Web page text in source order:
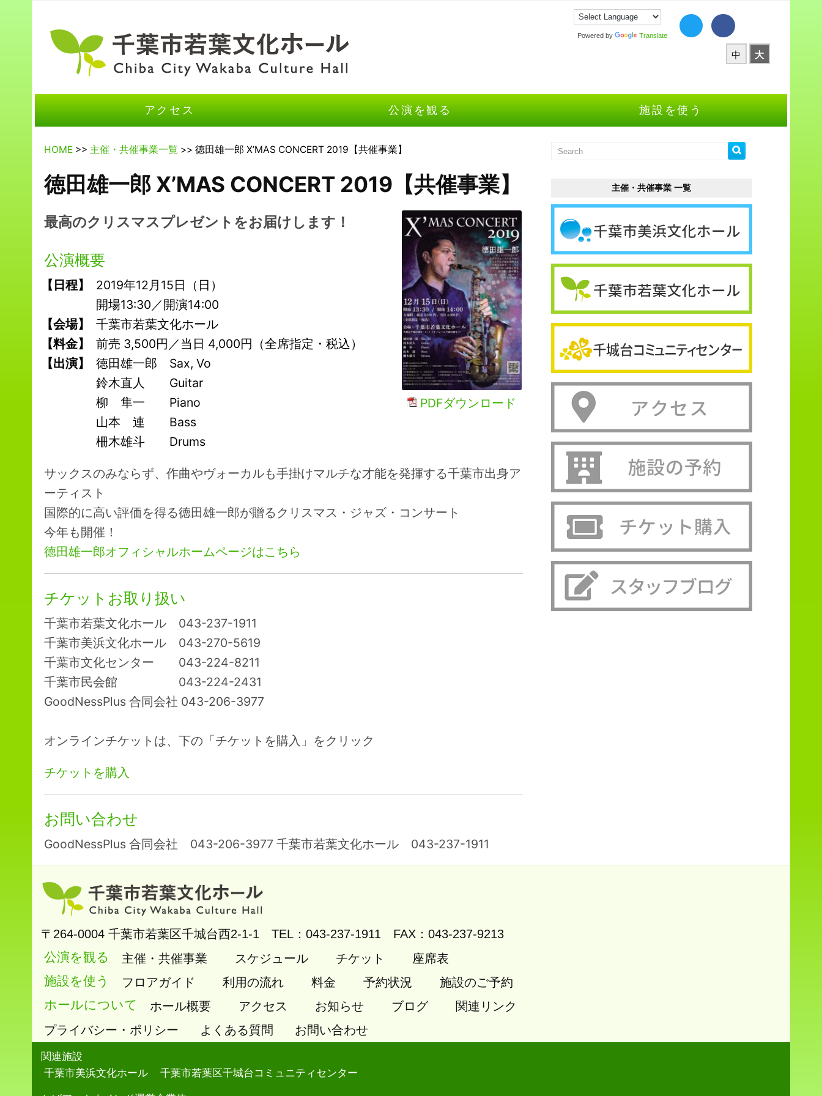
Powered by Translate
中 大
アクセス 公演を観る 施設を使う
HOME >> 主催・共催事業一覧 >> 徳田雄一郎 X’MAS CONCERT 2019【共催事業】
徳田雄一郎 X’MAS CONCERT 2019【共催事業】
PDFダウンロード
最高のクリスマスプレゼントをお届けします！
公演概要
【日程】
2019年12月15日（日）
開場13:30／開演14:00
【会場】
千葉市若葉文化ホール
【料金】
前売 3,500円／当日 4,000円（全席指定・税込）
【出演】
徳田雄一郎 Sax, Vo
鈴木直人 Guitar
柳 隼一 Piano
山本 連 Bass
柵木雄斗 Drums
サックスのみならず、作曲やヴォーカルも手掛けマルチな才能を発揮する千葉市出身ア
ーティスト
国際的に高い評価を得る徳田雄一郎が贈るクリスマス・ジャズ・コンサート
今年も開催！
徳田雄一郎オフィシャルホームページはこちら
チケットお取り扱い
千葉市若葉文化ホール 043-237-1911
千葉市美浜文化ホール 043-270-5619
千葉市文化センター 043-224-8211
千葉市民会館 043-224-2431
GoodNessPlus 合同会社 043-206-3977
オンラインチケットは、下の「チケットを購入」をクリック
チケットを購入
お問い合わせ
GoodNessPlus 合同会社 043-206-3977 千葉市若葉文化ホール 043-237-1911
主催・共催事業 一覧
〒264-0004 千葉市若葉区千城台西2-1-1 TEL：043-237-1911 FAX：043-237-9213
公演を観る 主催・共催事業 スケジュール チケット 座席表
施設を使う フロアガイド 利用の流れ 料金 予約状況 施設のご予約
ホールについて ホール概要 アクセス お知らせ ブログ
関連リンク
プライバシー・ポリシー
よくある質問 お問い合わせ
関連施設
千葉市美浜文化ホール
千葉市若葉区千城台コミュニティセンター